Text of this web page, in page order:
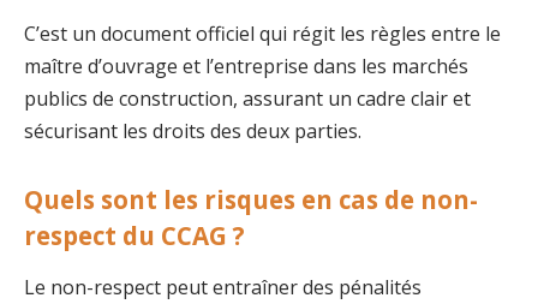
C’est un document officiel qui régit les règles entre le
maître d’ouvrage et l’entreprise dans les marchés
publics de construction, assurant un cadre clair et
sécurisant les droits des deux parties.
Quels sont les risques en cas de non-
respect du CCAG ?
Le non-respect peut entraîner des pénalités